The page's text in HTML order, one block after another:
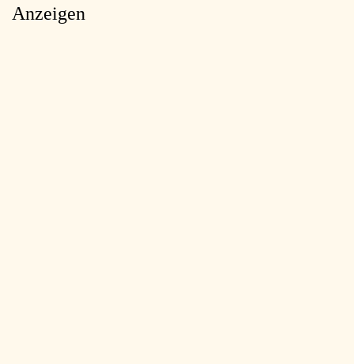
Anzeigen